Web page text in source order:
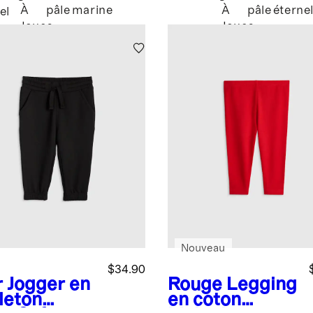
À
Joues
pâle marine
À
Joues
pâleéternel
Jogger en
$34.90
Rouge Legging
en coton
Nouveau